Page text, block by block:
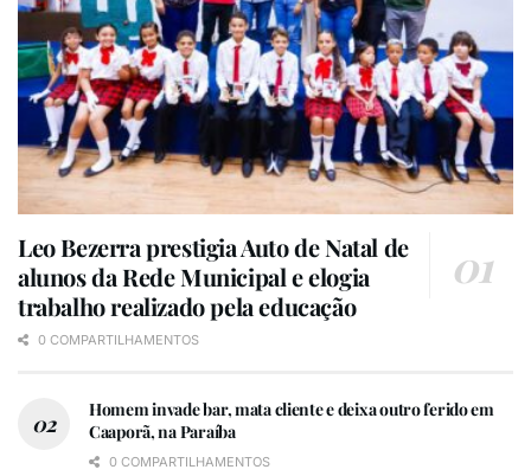
Leo Bezerra prestigia Auto de Natal de
alunos da Rede Municipal e elogia
trabalho realizado pela educação
0 COMPARTILHAMENTOS
Homem invade bar, mata cliente e deixa outro ferido em
Caaporã, na Paraíba
0 COMPARTILHAMENTOS